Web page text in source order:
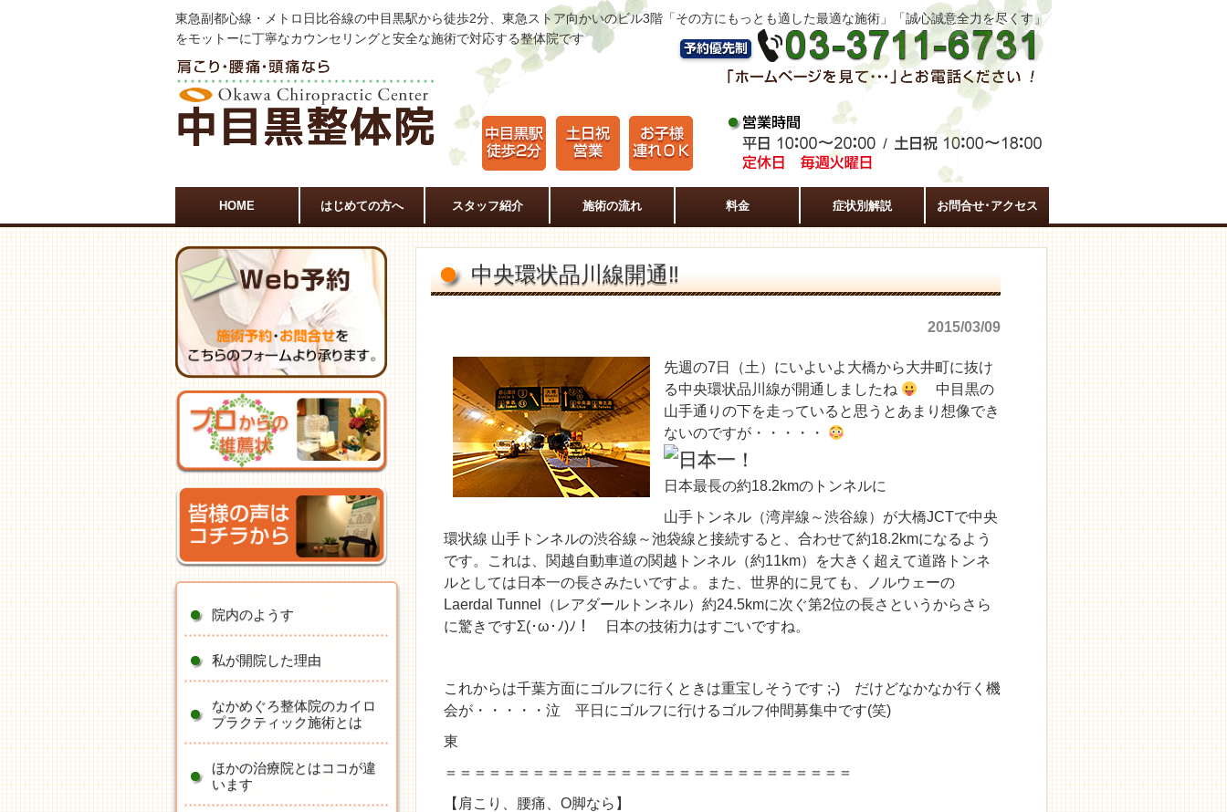
東急副都心線・メトロ日比谷線の中目黒駅から徒歩2分、東急ストア向かいのビル3階「その方にもっとも適した最適な施術」「誠心誠意全力を尽くす」
をモットーに丁寧なカウンセリングと安全な施術で対応する整体院です
HOME はじめての方へ スタッフ紹介 施術の流れ 料金 症状別解説 お問合せ･アクセス
中央環状品川線開通‼
2015/03/09
先週の7日（土）にいよいよ大橋から大井町に抜け
る中央環状品川線が開通しましたね
中目黒の
山手通りの下を走っていると思うとあまり想像でき
ないのですが・・・・・
日本最長の約18.2kmのトンネルに
山手トンネル（湾岸線～渋谷線）が大橋JCTで中央
環状線 山手トンネルの渋谷線～池袋線と接続すると、合わせて約18.2kmになるよう
です。これは、関越自動車道の関越トンネル（約11km）を大きく超えて道路トンネ
ルとしては日本一の長さみたいですよ。また、世界的に見ても、ノルウェーの
Laerdal Tunnel（レアダールトンネル）約24.5kmに次ぐ第2位の長さというからさら
に驚きですΣ(･ω･ﾉ)ﾉ！ 日本の技術力はすごいですね。
これからは千葉方面にゴルフに行くときは重宝しそうです ;-) だけどなかなか行く機
会が・・・・・泣 平日にゴルフに行けるゴルフ仲間募集中です(笑)
東
＝＝＝＝＝＝＝＝＝＝＝＝＝＝＝＝＝＝＝＝＝＝＝＝＝＝＝＝
【肩こり、腰痛、O脚なら】
院内のようす
私が開院した理由
なかめぐろ整体院のカイロ
プラクティック施術とは
ほかの治療院とはココが違
います